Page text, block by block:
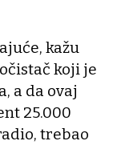
kažu
koji je
a da ovaj
25.000
trebao